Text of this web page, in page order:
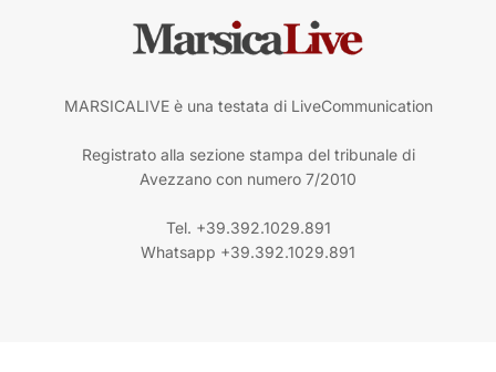
MARSICALIVE è una testata di LiveCommunication
Registrato alla sezione stampa del tribunale di
Avezzano con numero 7/2010
Tel. +39.392.1029.891
Whatsapp +39.392.1029.891